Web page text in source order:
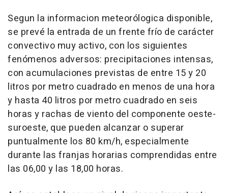
Segun la informacion meteorólogica disponible,
se prevé la entrada de un frente frío de carácter
convectivo muy activo, con los siguientes
fenómenos adversos: precipitaciones intensas,
con acumulaciones previstas de entre 15 y 20
litros por metro cuadrado en menos de una hora
y hasta 40 litros por metro cuadrado en seis
horas y rachas de viento del componente oeste-
suroeste, que pueden alcanzar o superar
puntualmente los 80 km/h, especialmente
durante las franjas horarias comprendidas entre
las 06,00 y las 18,00 horas.